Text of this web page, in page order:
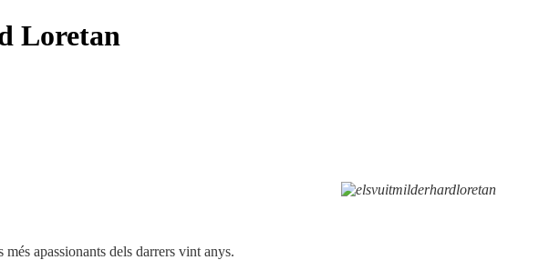
Loretan
apassionants dels darrers vint anys.